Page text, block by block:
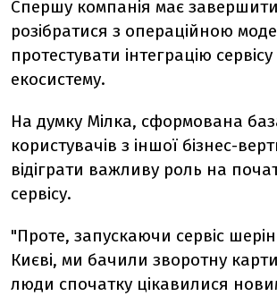
Спершу компанія має
розібратися з операційною
протестувати інтеграцію
екосистему.
На думку Мілка, сформована
користувачів з іншої бізнес-
відіграти важливу роль на
сервісу.
"Проте, запускаючи сервіс
Києві, ми бачили зворотну
люди спочатку цікавилися